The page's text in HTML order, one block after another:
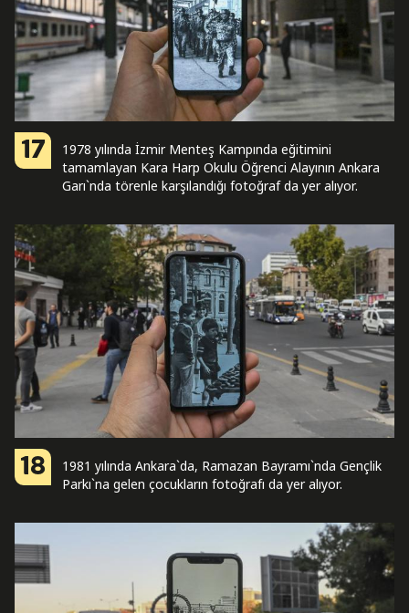
17
1978 yılında İzmir Menteş Kampında eğitimini
tamamlayan Kara Harp Okulu Öğrenci Alayının Ankara
Garı`nda törenle karşılandığı fotoğraf da yer alıyor.
18
1981 yılında Ankara`da, Ramazan Bayramı`nda Gençlik
Parkı`na gelen çocukların fotoğrafı da yer alıyor.